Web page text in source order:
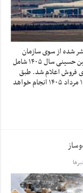
شده از سوی سازمان
هواپیمایی کشوری، جزئیات عملیات پروازی اربعین حسینی سال ۱۴۰۵ شامل
فروش اعلام شد. طبق
این اطلاعیه، عملیات پروازی اربعین از ۳۱ تیر تا ۱۶ مرداد ۱۴۰۵ انجام خواهد